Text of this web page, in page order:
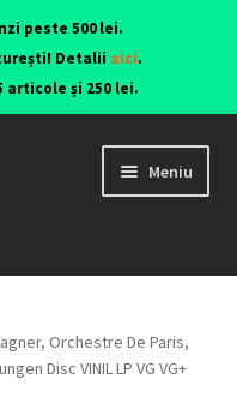
peste 500 lei.
Detalii aici.
articole și 250 lei.
Meniu
Orchestre De Paris,
Disc VINIL LP VG VG+